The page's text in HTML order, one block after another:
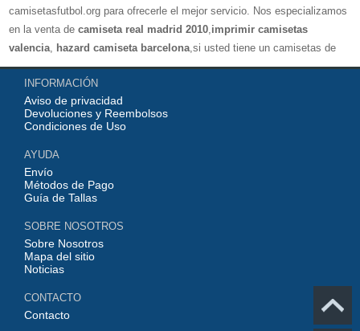
camisetasfutbol.org para ofrecerle el mejor servicio. Nos especializamos
en la venta de camiseta real madrid 2010,imprimir camisetas
valencia, hazard camiseta barcelona,si usted tiene un camisetas de
futbol favorito, le damos la bienvenida a nuestra tienda paracomprar, le
damos el mayor descuento, compras por más de 99 € envío gratis.
¡Elíjanos, elija un buen estado de ánimo, gracias por su compra!
INFORMACIÓN
Aviso de privacidad
Devoluciones y Reembolsos
Condiciones de Uso
AYUDA
Envío
Métodos de Pago
Guía de Tallas
SOBRE NOSOTROS
Sobre Nosotros
Mapa del sitio
Noticias
CONTACTO
Contacto